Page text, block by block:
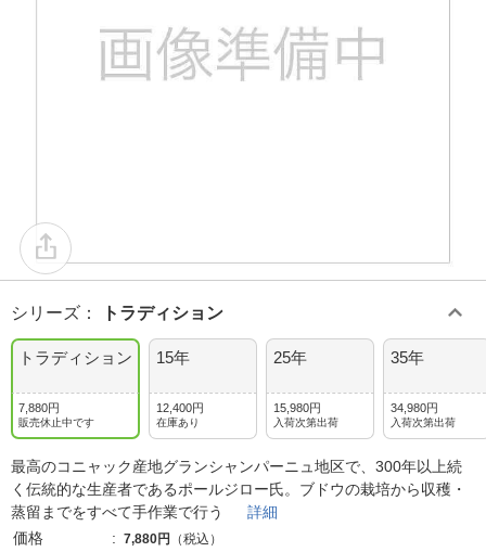
シリーズ ： トラディション
トラディション
7,880円
販売休止中です
15年
12,400円
在庫あり
25年
15,980円
入荷次第出荷
35年
34,980円
入荷次第出荷
最高のコニャック産地グランシャンパーニュ地区で、300年以上続
く伝統的な生産者であるポールジロー氏。ブドウの栽培から収穫・
蒸留までをすべて手作業で行う 詳細
価格
7,880円 （税込）